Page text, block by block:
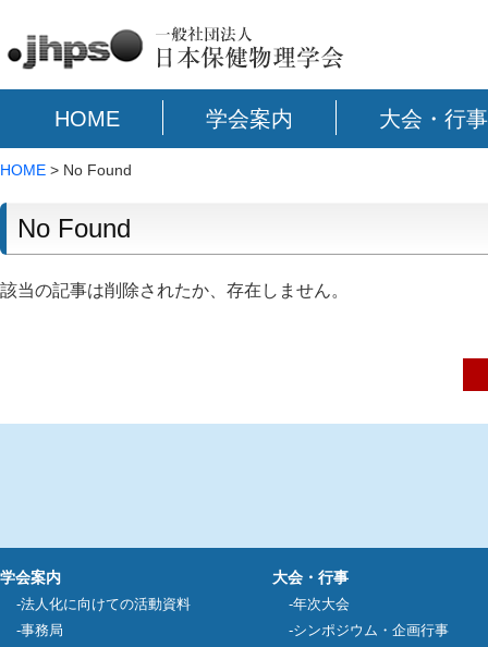
HOME 学会案内 大会・行事
HOME > No Found
No Found
該当の記事は削除されたか、存在しません。
学会案内
法人化に向けての活動資料
事務局
大会・行事
年次大会
シンポジウム・企画行事